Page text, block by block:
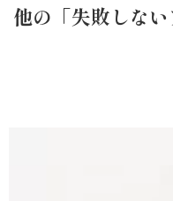
他の「失敗しな